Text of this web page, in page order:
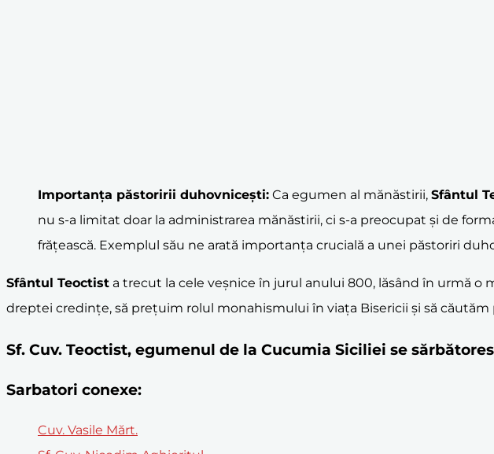
Importanța păstoririi duhovnicești: Ca egumen al mănăstirii, Sfântul
nu s-a limitat doar la administrarea mănăstirii, ci s-a preocupat și de
frățească. Exemplul său ne arată importanța crucială a unei păstoriri
Sfântul Teoctist a trecut la cele veșnice în jurul anului 800, lăsând în urmă
dreptei credințe, să prețuim rolul monahismului în viața Bisericii și să
Sf. Cuv. Teoctist, egumenul de la Cucumia Siciliei se
Sarbatori conexe:
Cuv. Vasile Mărt.